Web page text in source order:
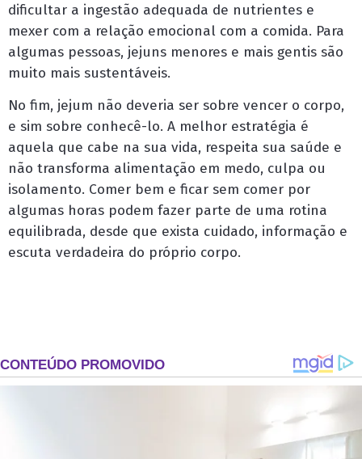
dificultar a ingestão adequada de nutrientes e
mexer com a relação emocional com a comida. Para
algumas pessoas, jejuns menores e mais gentis são
muito mais sustentáveis.
No fim, jejum não deveria ser sobre vencer o corpo,
e sim sobre conhecê-lo. A melhor estratégia é
aquela que cabe na sua vida, respeita sua saúde e
não transforma alimentação em medo, culpa ou
isolamento. Comer bem e ficar sem comer por
algumas horas podem fazer parte de uma rotina
equilibrada, desde que exista cuidado, informação e
escuta verdadeira do próprio corpo.